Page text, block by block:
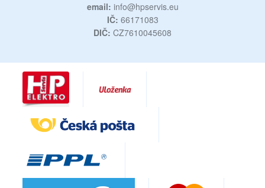
email: info@hpservis.eu
IČ: 66171083
DIČ: CZ7610045608